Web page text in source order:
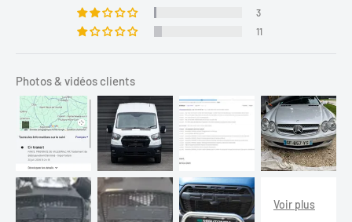
3
11
Photos & vidéos clients